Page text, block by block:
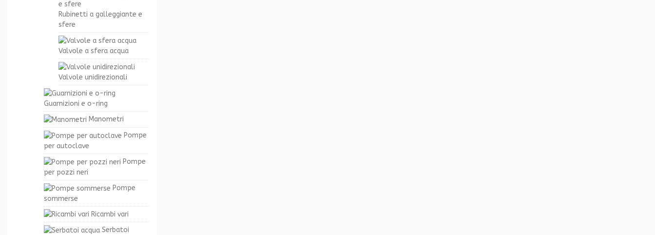
Rubinetti a galleggiante e
sfere
Valvole a sfera acqua
Valvole unidirezionali
Guarnizioni e o-ring
Manometri
Pompe
per autoclave
Pompe
per pozzi neri
Pompe
sommerse
Ricambi vari
Serbatoi